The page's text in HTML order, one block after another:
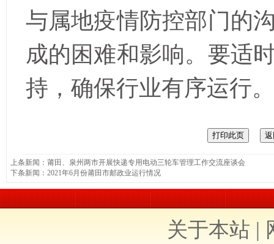
与属地疫情防控部门的
成的困难和影响。要适
持，确保行业有序运行。
上条新闻： 莆田、泉州两市开展快递专用电动三轮车管理工作交流座谈会
下条新闻： 2021年6月份莆田市邮政业运行情况
关于本站 |